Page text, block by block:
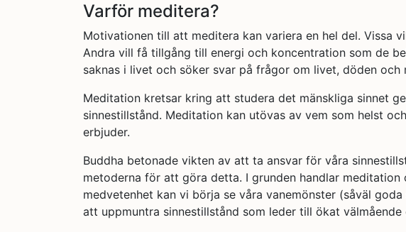
Varför meditera?
Motivationen till att meditera kan variera en hel del. Vissa
Andra vill få tillgång till energi och koncentration som de
saknas i livet och söker svar på frågor om livet, döden och
Meditation kretsar kring att studera det mänskliga sinnet
sinnestillstånd. Meditation kan utövas av vem som helst
erbjuder.
Buddha betonade vikten av att ta ansvar för våra
metoderna för att göra detta. I grunden handlar
medvetenhet kan vi börja se våra vanemönster (såväl
att uppmuntra sinnestillstånd som leder till ökat